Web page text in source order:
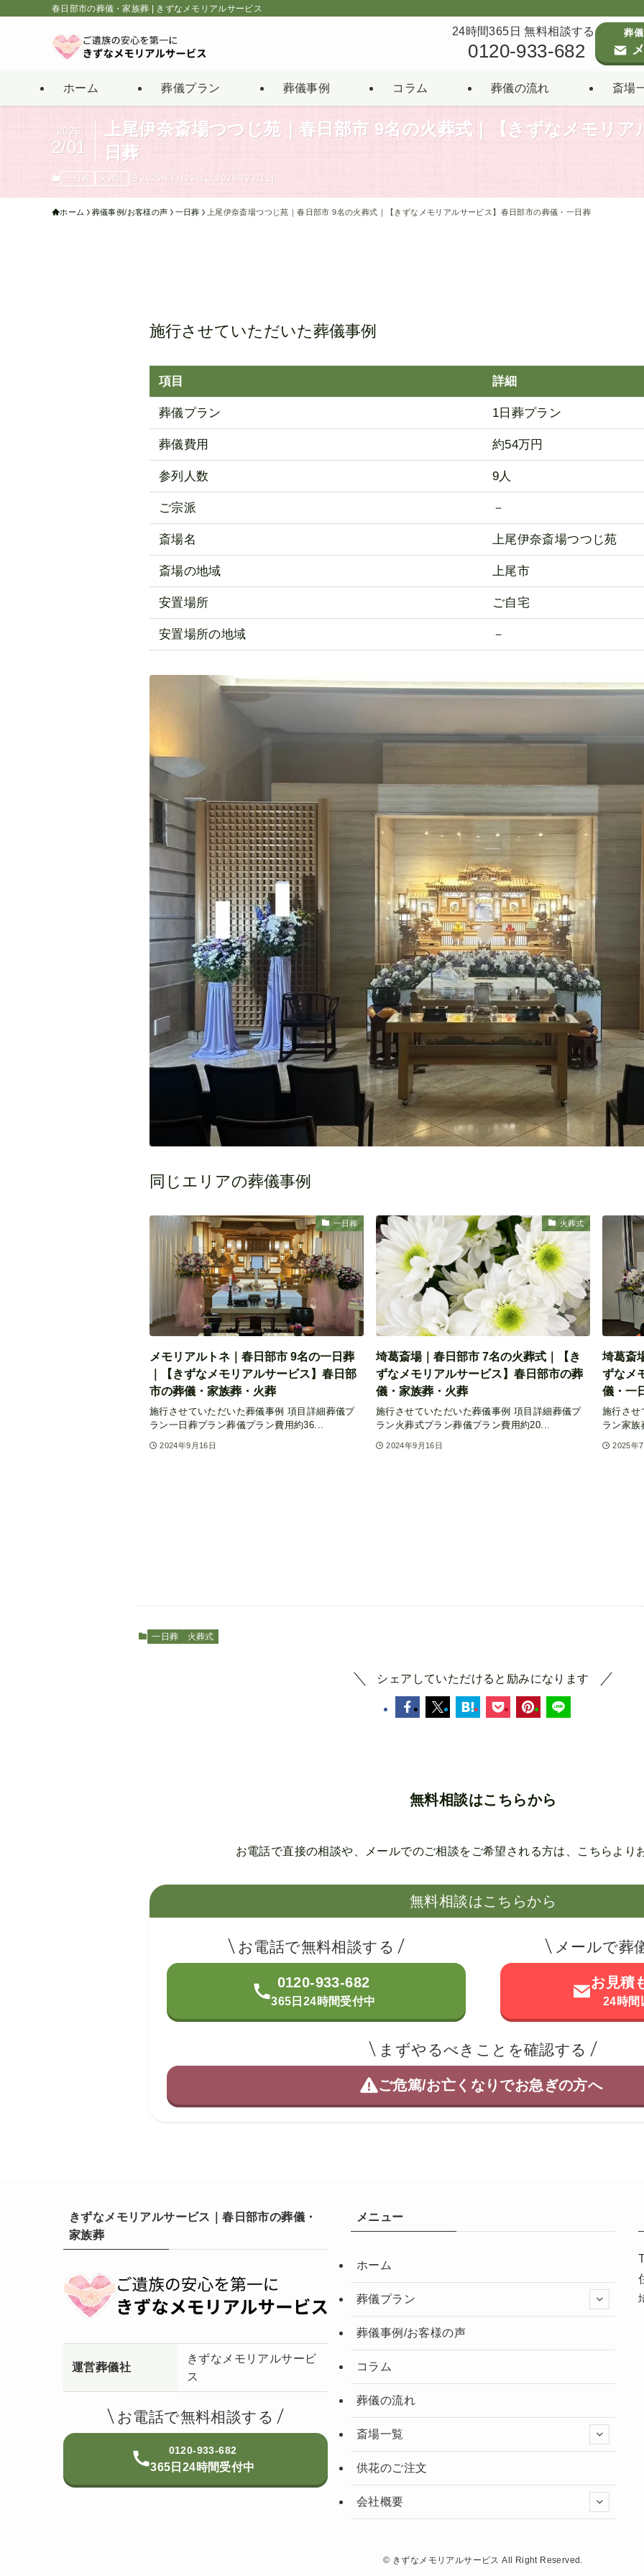
春日部市の葬儀・家族葬 | きずなメモリアルサービス
ホーム 葬儀プラン 葬儀事例 コラム 葬儀の流れ 斎場
24時間365日 無料相談する
0120-933-682
葬
上尾伊奈斎場つつじ苑｜春日部市 9名の火葬式｜【きずなメモリ
日葬
2026
2/01
一日葬 火葬式 2025年7月29日 2026年2月1日
ホーム 葬儀事例/お客様の声 一日葬 上尾伊奈斎場つつじ苑｜春日部市 9名の火葬式｜【きずなメモリアルサービス】春日部市の葬儀・一日葬
施行させていただいた葬儀事例
項目 詳細
葬儀プラン 1日葬プラン
葬儀費用 約54万円
参列人数 9人
ご宗派 －
斎場名 上尾伊奈斎場つつじ苑
斎場の地域 上尾市
安置場所 ご自宅
安置場所の地域 －
同じエリアの葬儀事例
一日葬
メモリアルトネ｜春日部市 9名の一日葬
｜【きずなメモリアルサービス】春日部
市の葬儀・家族葬・火葬
施行させていただいた葬儀事例 項目詳細葬儀プ
ラン一日葬プラン葬儀プラン費用約36...
2024年9月16日
火葬式
埼葛斎場｜春日部市 7名の火葬式｜【き
ずなメモリアルサービス】春日部市の葬
儀・家族葬・火葬
施行させていただいた葬儀事例 項目詳細葬儀プ
ラン火葬式プラン葬儀プラン費用約20...
2024年9月16日
埼葛斎
ずなメ
儀・一
施行させ
ラン家
2025年
一日葬 火葬式
シェアしていただけると励みになります
無料相談はこちらから
お電話で直接の相談や、メールでのご相談を ご希望される方は、こちらより
無料相談はこちらから
お電話で無料相談する
0120-933-682
365日24時間受付中
メールで葬
お見積
24時間
まずやるべきことを確認する
ご危篤/お亡くなりでお急ぎの方へ
きずなメモリアルサービス｜春日部市の葬儀・
家族葬
運営葬儀社
きずなメモリアルサービ
ス
お電話で無料相談する
0120-933-682
365日24時間受付中
メニュー
ホーム
葬儀プラン
葬儀事例/お客様の声
コラム
葬儀の流れ
斎場一覧
供花のご注文
会社概要
© きずなメモリアルサービス All Right Reserved.